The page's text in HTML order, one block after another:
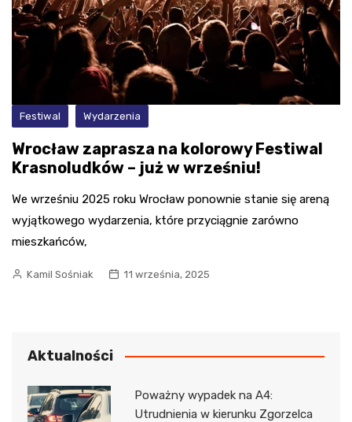
Festiwal Wydarzenia
Wrocław zaprasza na kolorowy Festiwal
Krasnoludków – już w wrześniu!
We wrześniu 2025 roku Wrocław ponownie stanie się areną
wyjątkowego wydarzenia, które przyciągnie zarówno
mieszkańców,
Kamil Sośniak 11 września, 2025
Aktualności
Poważny wypadek na A4:
Utrudnienia w kierunku Zgorzelca